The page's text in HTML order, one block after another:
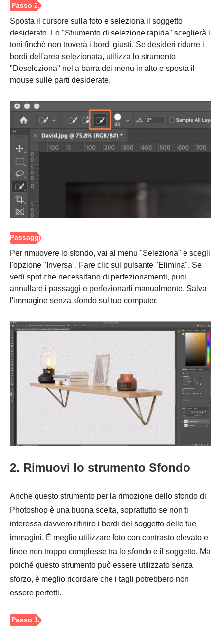
Passo 2.
Sposta il cursore sulla foto e seleziona il soggetto
desiderato. Lo "Strumento di selezione rapida" sceglierà i
toni finché non troverà i bordi giusti. Se desideri ridurre i
bordi dell'area selezionata, utilizza lo strumento
"Deseleziona" nella barra dei menu in alto e sposta il
mouse sulle parti desiderate.
Passaggio
Per rimuovere lo sfondo, vai al menu "Seleziona" e scegli
l'opzione "Inversa". Fare clic sul pulsante "Elimina". Se
vedi spot che necessitano di perfezionamenti, puoi
annullare i passaggi e perfezionarli manualmente. Salva
l'immagine senza sfondo sul tuo computer.
2. Rimuovi lo strumento Sfondo
Anche questo strumento per la rimozione dello sfondo di
Photoshop è una buona scelta, soprattutto se non ti
interessa davvero rifinire i bordi del soggetto delle tue
immagini. È meglio utilizzare foto con contrasto elevato e
linee non troppo complesse tra lo sfondo e il soggetto. Ma
poiché questo strumento può essere utilizzato senza
sforzo, è meglio ricordare che i tagli potrebbero non
essere perfetti.